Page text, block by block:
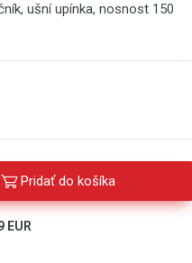
ušní upínka, nosnost 150
Pridať do košíka
EUR